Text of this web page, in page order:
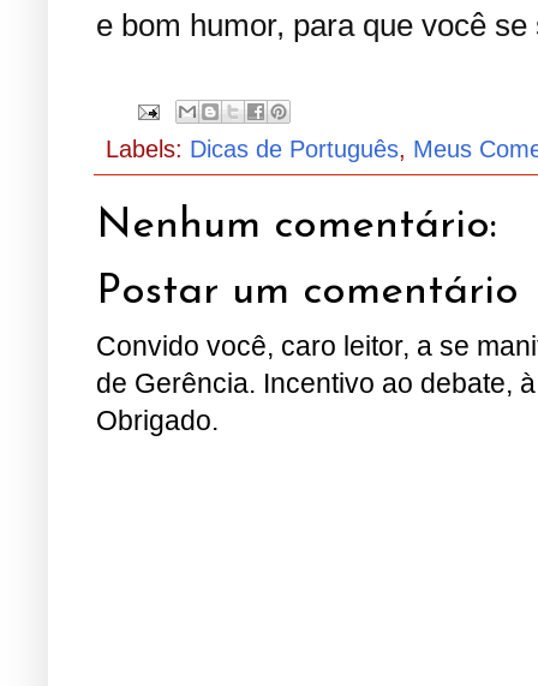
e bom humor, para que você
Labels: Dicas de Português, Meus
Nenhum comentário:
Postar um comentário
Convido você, caro leitor, a se
de Gerência. Incentivo ao debate,
Obrigado.